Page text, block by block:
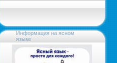
Информация на ясном
языке